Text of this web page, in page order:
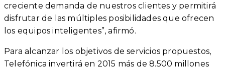
creciente demanda de nuestros clientes y permitirá
disfrutar de las múltiples posibilidades que ofrecen
los equipos inteligentes”, afirmó.
Para alcanzar los objetivos de servicios propuestos,
Telefónica invertirá en 2015 más de 8.500 millones